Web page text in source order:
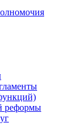
реформы